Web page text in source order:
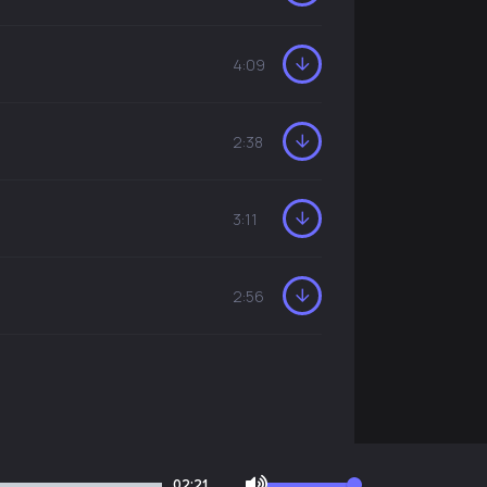
4:09
2:38
3:11
2:56